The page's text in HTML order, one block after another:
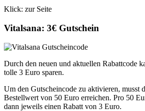
Klick: zur Seite
Vitalsana: 3€ Gutschein
Durch den neuen und aktuellen Rabattcode
tolle 3 Euro sparen.
Um den Gutscheincode zu aktivieren, musst
Bestellwert von 50 Euro erreichen. Pro 50
dann jeweils einen Rabatt von 3 Euro.